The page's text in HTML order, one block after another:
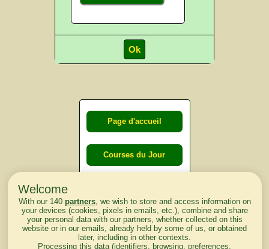
Page d'accueil
Courses du Jour
lendemain
Courses
Welcome
With our 140 partners, we wish to store and access information on
your devices (cookies, pixels in emails, etc.), combine and share
your personal data with our partners, whether collected on this
website or in our emails, already held by some of us, or obtained
later, including in other contexts.
Processing this data (identifiers, browsing, preferences,